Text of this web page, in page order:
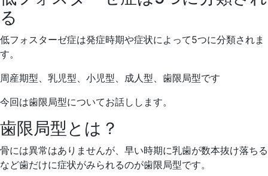
る
低フォスターゼ症は発症時期や症状によって5つに分類されま
す。
周産期型、乳児型、小児型、成人型、歯限局型です
今回は歯限局型についてお話しします。
歯限局型とは？
骨には異常はありませんが、早い時期に乳歯が数本抜け落ちる
など歯だけに症状がみられるのが歯限局型です。